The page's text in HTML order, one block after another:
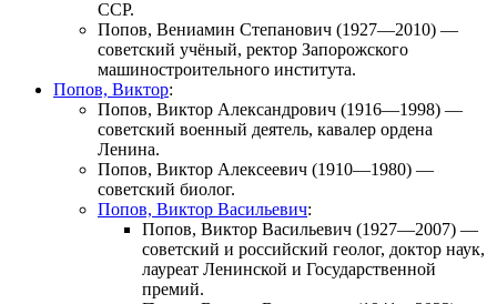
ССР.
Попов, Вениамин Степанович (1927—2010) —
советский учёный, ректор Запорожского
машиностроительного института.
Попов, Виктор:
Попов, Виктор Александрович (1916—1998) —
советский военный деятель, кавалер ордена
Ленина.
Попов, Виктор Алексеевич (1910—1980) —
советский биолог.
Попов, Виктор Васильевич:
Попов, Виктор Васильевич (1927—2007) —
советский и российский геолог, доктор наук,
лауреат Ленинской и Государственной
премий.